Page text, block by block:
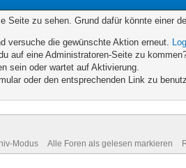
Seite zu sehen. Grund dafür könnte einer
versuche die gewünschte Aktion erneut.
auf eine Administratoren-Seite zu
sein oder wartet auf Aktivierung.
oder den entsprechenden Link zu
Modus Alle Foren als gelesen markieren